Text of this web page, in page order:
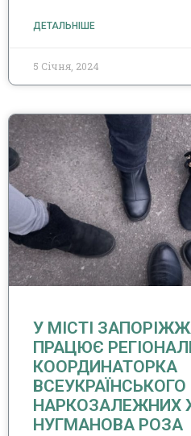
ДЕТАЛЬНІШЕ
5 Січня, 2024
У МІСТІ
ПРАЦЮЄ
КООРДИНАТОРКА
НАРКОЗАЛЕЖНИХ
НУГМАНОВА РОЗА